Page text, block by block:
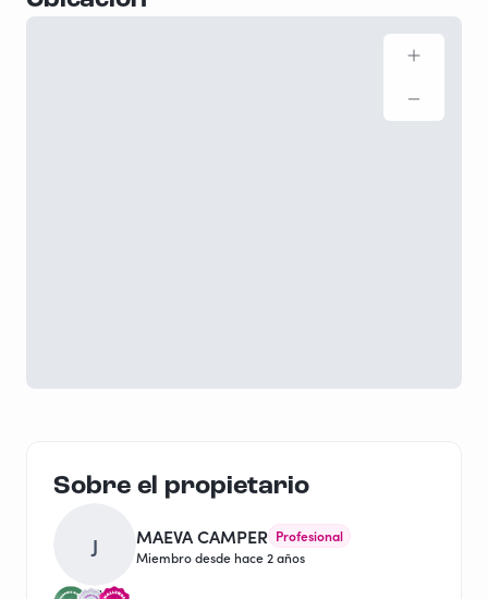
Sobre el propietario
J MAEVA CAMPER Profesional
Miembro desde hace 2 años